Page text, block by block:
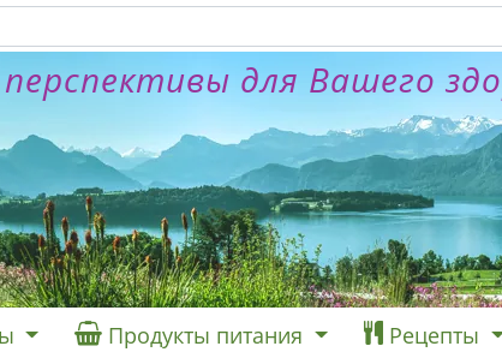
для Вашего
Продукты питания Рецепты